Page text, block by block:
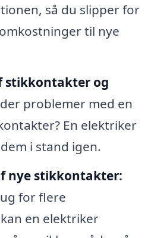
så du slipper for
til nye
stikkontakter og
problemer med en
En elektriker
i stand igen.
nye stikkontakter:
for flere
en elektriker